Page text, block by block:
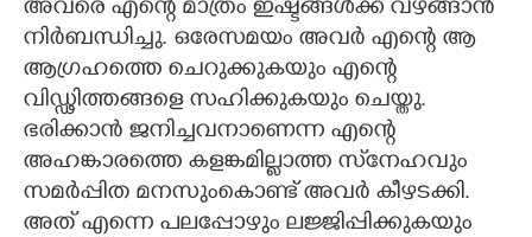
അവരെ എന്റെ മാത്രം ഇഷ്ടങ്ങൾക്ക് വഴങ്ങാൻ
നിർബന്ധിച്ചു. ഒരേസമയം അവർ എന്റെ ആ
ആഗ്രഹത്തെ ചെറുക്കുകയും എന്റെ
വിഡ്ഢിത്തങ്ങളെ സഹിക്കുകയും ചെയ്തു.
ഭരിക്കാൻ ജനിച്ചവനാണെന്ന എന്റെ
അഹങ്കാരത്തെ കളങ്കമില്ലാത്ത സ്‌നേഹവും
സമർപ്പിത മനസുംകൊണ്ട് അവർ കീഴടക്കി.
അത് എന്നെ പലപ്പോഴും ലജ്ജിപ്പിക്കുകയും